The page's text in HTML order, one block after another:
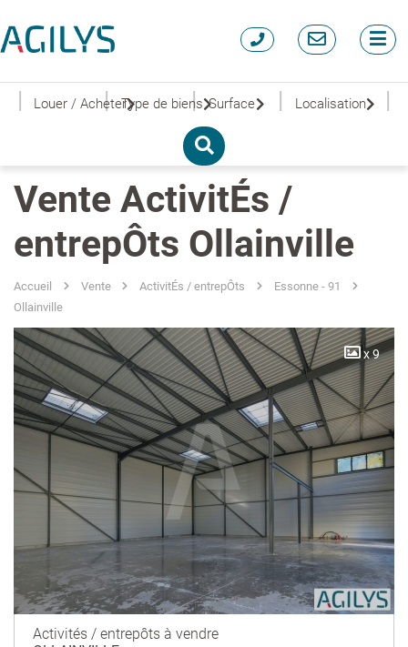
| Louer / Acheter
| Type de biens
| Surface | Localisation |
Vente ActivitÉs /
entrepÔts Ollainville
Accueil Vente ActivitÉs / entrepÔts
Essonne - 91
Ollainville
x 9
Activités / entrepôts à vendre